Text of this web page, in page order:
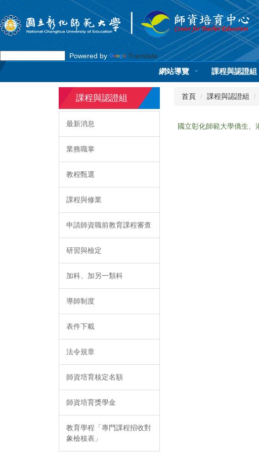
到
主
內
容
Powered by Translate
網站導覽 課程與認證組
課程與認證組
最新消息
業務職掌
教程甄選
課程與修業
申請師資職前教育課程審查
研習與檢定
加科、加另一類科
導師制度
表件下載
法令規章
師資培育核定名額
師資培育獎學金
教育學程「專門課程招收對
象檢核表」
首頁 課程與認證組
國立彰化師範大學僑生、